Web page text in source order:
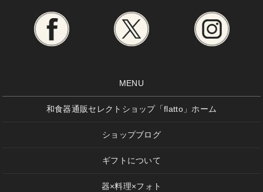
MENU
和食器通販セレクトショップ「flatto」ホーム
ショップブログ
ギフトについて
器×料理×フォト